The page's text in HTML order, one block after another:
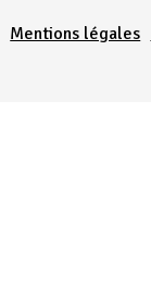
Mentions légales